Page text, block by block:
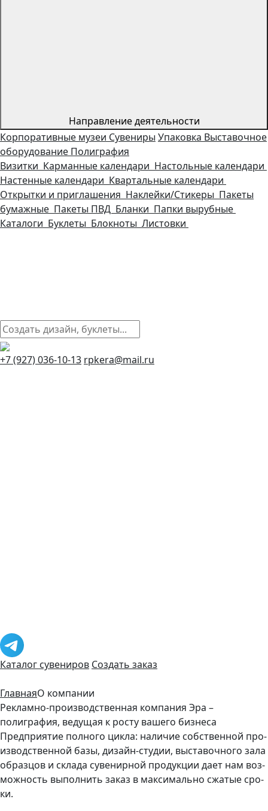
Направление деятельности
Корпоративные музеи Сувениры Упаковка Выставочное
оборудование Полиграфия
Визитки Карманные календари Настольные календари
Настенные календари Квартальные календари
Открытки и приглашения Наклейки/Стикеры Пакеты
бумажные Пакеты ПВД Бланки Папки вырубные
Каталоги Буклеты Блокноты Листовки
+7 (927) 036-10-13 rpkera@mail.ru
Каталог сувениров Создать заказ
ГлавнаяО компании
Рекламно-производственная компания Эра –
полиграфия, ведущая к росту вашего бизнеса
Предприятие полного цикла: на­личие собс­твен­ной про­
из­водс­твен­ной ба­зы, ди­зайн-сту­дии, выс­та­воч­но­го за­ла
об­разцов и скла­да су­венир­ной про­дук­ции да­ет нам воз­
можность вы­пол­нить за­каз в мак­си­маль­но сжа­тые сро­
ки.